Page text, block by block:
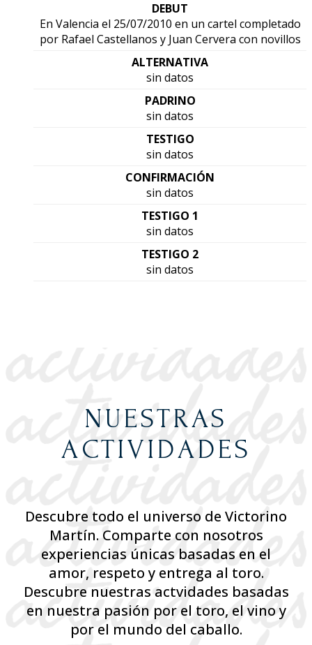
DEBUT
En Valencia el 25/07/2010 en un cartel completado
por Rafael Castellanos y Juan Cervera con novillos
ALTERNATIVA
sin datos
PADRINO
sin datos
TESTIGO
sin datos
CONFIRMACIÓN
sin datos
TESTIGO 1
sin datos
TESTIGO 2
sin datos
NUESTRAS
ACTIVIDADES
Descubre todo el universo de Victorino
Martín. Comparte con nosotros
experiencias únicas basadas en el
amor, respeto y entrega al toro.
Descubre nuestras actvidades basadas
en nuestra pasión por el toro, el vino y
por el mundo del caballo.